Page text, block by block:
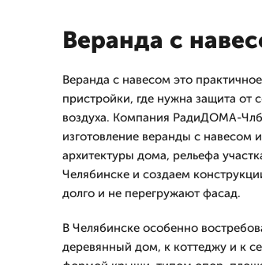
Веранда с
Веранда с навесом это
пристройки, где нужна защита от
воздуха. Компания РадиДОМА-
изготовление веранды с навесом
архитектуры дома, рельефа
Челябинске и создаем
долго и не перегружают фасад.
В Челябинске особенно
деревянный дом, к коттеджу и к